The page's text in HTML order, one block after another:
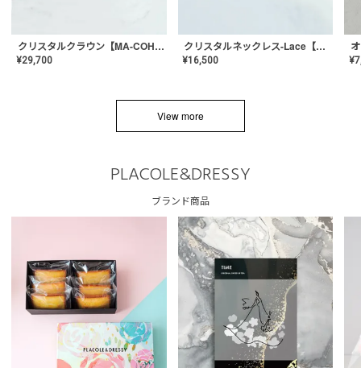
クリスタルクラウン【MA-COHD-01】韓国風クラウン/ウェディングクラウン/ティアラ
¥29,700
クリスタルネックレス-Lace【MA-CONL-02】
¥16,500 ¥
View more
PLACOLE&DRESSY
ブランド商品